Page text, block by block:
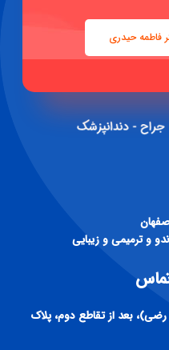
فاطمه حیدری
و ترميمی و زيبايی
بعد از تقاطع دوم، پلاک